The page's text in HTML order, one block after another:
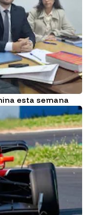
esta semana